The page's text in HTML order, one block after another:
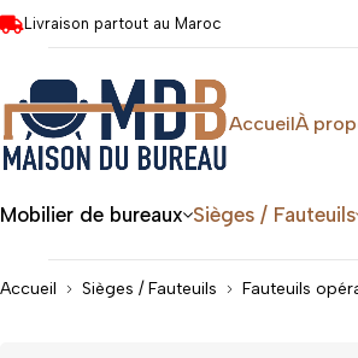
Livraison partout au Maroc
AccueilÀ
Mobilier de bureaux Sièges / Fauteuils
Accueil Sièges / Fauteuils Fauteuils